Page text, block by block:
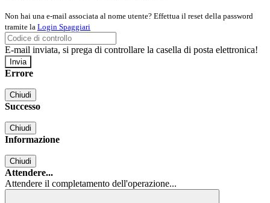
Non hai una e-mail associata al nome utente? Effettua il reset della password
tramite la Login Spaggiari
E-mail inviata, si prega di controllare la casella di posta elettronica!
Errore
Chiudi
Successo
Chiudi
Informazione
Chiudi
Attendere...
Attendere il completamento dell'operazione...